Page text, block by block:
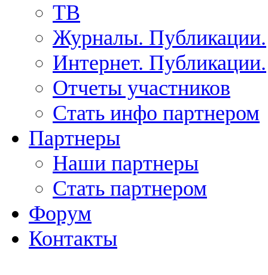
ТВ
Журналы. Публикации.
Интернет. Публикации.
Отчеты участников
Стать инфо партнером
Партнеры
Наши партнеры
Стать партнером
Форум
Контакты